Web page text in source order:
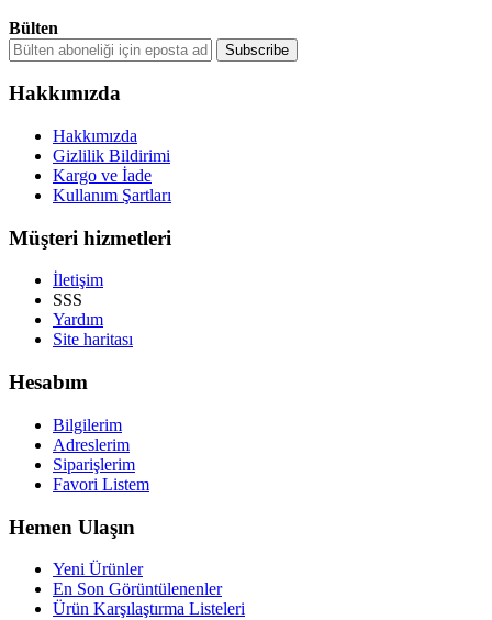
Bülten
Hakkımızda
Hakkımızda
Gizlilik Bildirimi
Kargo ve İade
Kullanım Şartları
Müşteri hizmetleri
İletişim
SSS
Yardım
Site haritası
Hesabım
Bilgilerim
Adreslerim
Siparişlerim
Favori Listem
Hemen Ulaşın
Yeni Ürünler
En Son Görüntülenenler
Ürün Karşılaştırma Listeleri